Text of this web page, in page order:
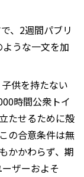
、2週間パブリ
うな一文を加
供を持たない
時間公衆トイ
たせるために殻
の合意条件は無
かかわらず、期
ザーおよそ